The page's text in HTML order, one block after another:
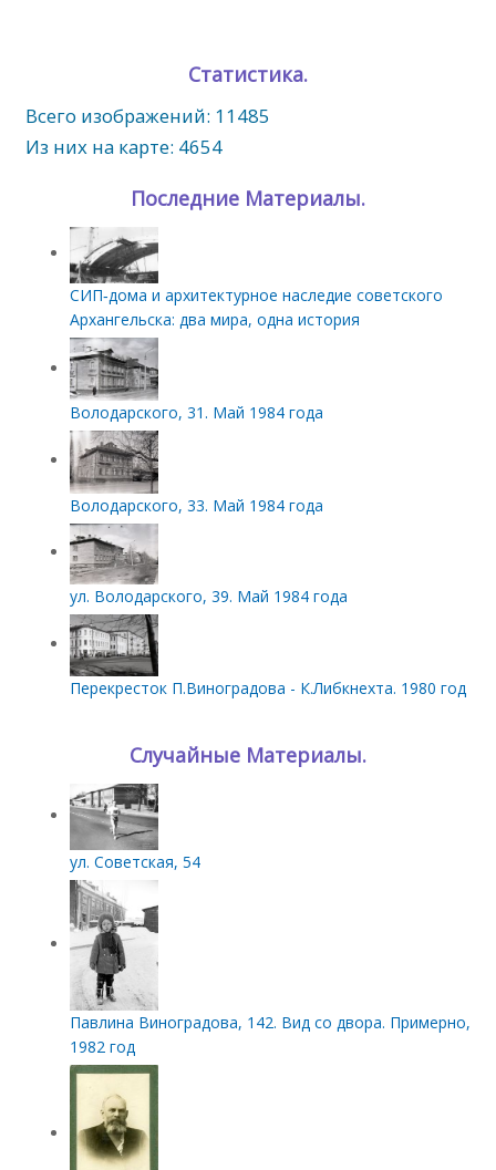
Статистика.
Всего изображений: 11485
Из них на карте: 4654
Последние Материалы.
СИП‑дома и архитектурное наследие советского
Архангельска: два мира, одна история
Володарского, 31. Май 1984 года
Володарского, 33. Май 1984 года
ул. Володарского, 39. Май 1984 года
Перекресток П.Виноградова - К.Либкнехта. 1980 год
Случайные Материалы.
ул. Советская, 54
Павлина Виноградова, 142. Вид со двора. Примерно,
1982 год